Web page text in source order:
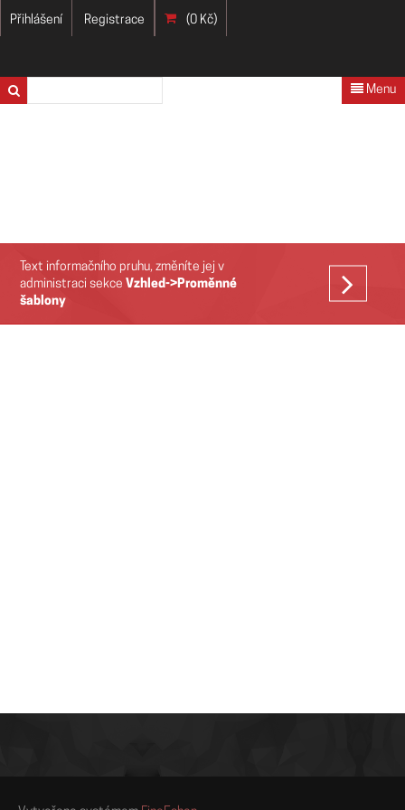
Přihlášení Registrace (0 Kč)
Menu
Text informačního pruhu, změníte jej v
administraci sekceVzhled->Proměnné
šablony
VÍCE
>